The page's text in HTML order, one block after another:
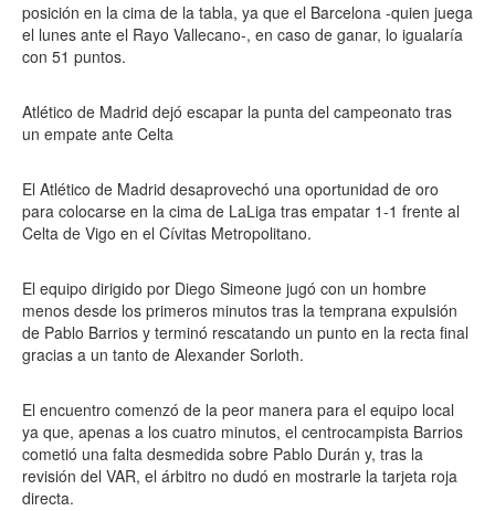
posición en la cima de la tabla, ya que el Barcelona -quien juega
el lunes ante el Rayo Vallecano-, en caso de ganar, lo igualaría
con 51 puntos.
Atlético de Madrid dejó escapar la punta del campeonato tras
un empate ante Celta
El Atlético de Madrid desaprovechó una oportunidad de oro
para colocarse en la cima de LaLiga tras empatar 1-1 frente al
Celta de Vigo en el Cívitas Metropolitano.
El equipo dirigido por Diego Simeone jugó con un hombre
menos desde los primeros minutos tras la temprana expulsión
de Pablo Barrios y terminó rescatando un punto en la recta final
gracias a un tanto de Alexander Sorloth.
El encuentro comenzó de la peor manera para el equipo local
ya que, apenas a los cuatro minutos, el centrocampista Barrios
cometió una falta desmedida sobre Pablo Durán y, tras la
revisión del VAR, el árbitro no dudó en mostrarle la tarjeta roja
directa.